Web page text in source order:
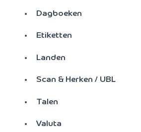
Dagboeken
Etiketten
Landen
Scan & Herken / UBL
Talen
Valuta